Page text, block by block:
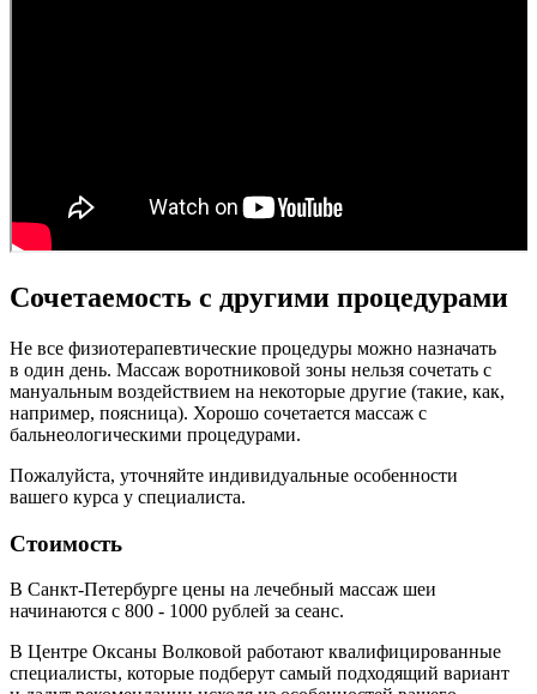
Сочетаемость с другими процедурами
Не все физиотерапевтические процедуры можно назначать
в один день. Массаж воротниковой зоны нельзя сочетать с
мануальным воздействием на некоторые другие (такие, как,
например, поясница). Хорошо сочетается массаж с
бальнеологическими процедурами.
Пожалуйста, уточняйте индивидуальные особенности
вашего курса у специалиста.
Стоимость
В Санкт-Петербурге цены на лечебный массаж шеи
начинаются с 800 - 1000 рублей за сеанс.
В Центре Оксаны Волковой работают квалифицированные
специалисты, которые подберут самый подходящий вариант